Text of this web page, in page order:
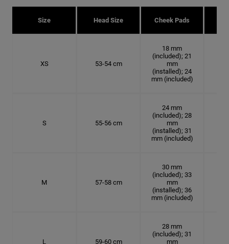
Size Head Size Cheek Pads
XS 53-54 cm
18 mm
(included); 21
mm
(installed); 24
mm (included)
S 55-56 cm
24 mm
(included); 28
mm
(installed); 31
mm (included)
M 57-58 cm
30 mm
(included); 33
mm
(installed); 36
mm (included)
L 59-60 cm
28 mm
(included); 31
mm